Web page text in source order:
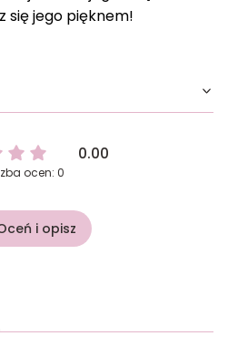
się jego pięknem!
0.00
ocen: 0
i opisz